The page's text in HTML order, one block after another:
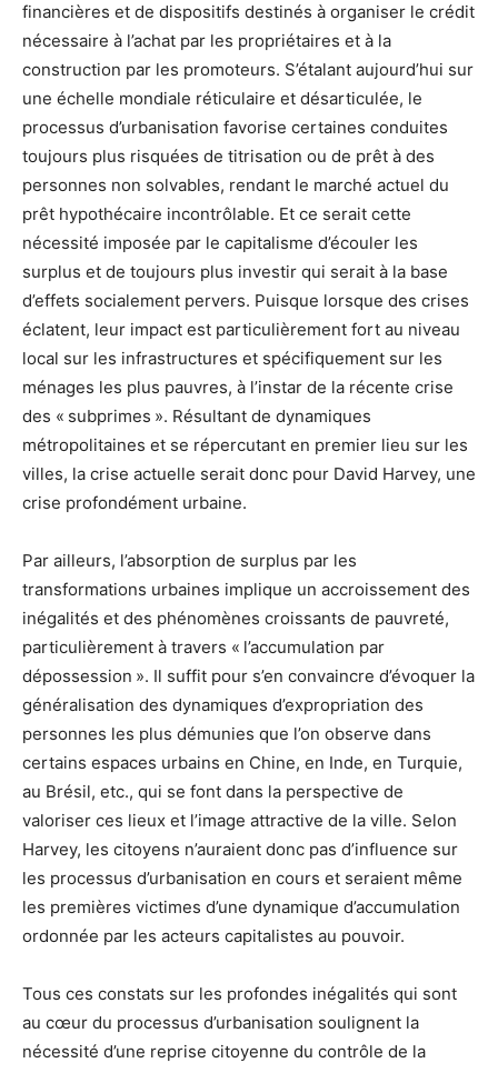
financières et de dispositifs destinés à organiser le crédit
nécessaire à l’achat par les propriétaires et à la
construction par les promoteurs. S’étalant aujourd’hui sur
une échelle mondiale réticulaire et désarticulée, le
processus d’urbanisation favorise certaines conduites
toujours plus risquées de titrisation ou de prêt à des
personnes non solvables, rendant le marché actuel du
prêt hypothécaire incontrôlable. Et ce serait cette
nécessité imposée par le capitalisme d’écouler les
surplus et de toujours plus investir qui serait à la base
d’effets socialement pervers. Puisque lorsque des crises
éclatent, leur impact est particulièrement fort au niveau
local sur les infrastructures et spécifiquement sur les
ménages les plus pauvres, à l’instar de la récente crise
des « subprimes ». Résultant de dynamiques
métropolitaines et se répercutant en premier lieu sur les
villes, la crise actuelle serait donc pour David Harvey, une
crise profondément urbaine.
Par ailleurs, l’absorption de surplus par les
transformations urbaines implique un accroissement des
inégalités et des phénomènes croissants de pauvreté,
particulièrement à travers « l’accumulation par
dépossession ». Il suffit pour s’en convaincre d’évoquer la
généralisation des dynamiques d’expropriation des
personnes les plus démunies que l’on observe dans
certains espaces urbains en Chine, en Inde, en Turquie,
au Brésil, etc., qui se font dans la perspective de
valoriser ces lieux et l’image attractive de la ville. Selon
Harvey, les citoyens n’auraient donc pas d’influence sur
les processus d’urbanisation en cours et seraient même
les premières victimes d’une dynamique d’accumulation
ordonnée par les acteurs capitalistes au pouvoir.
Tous ces constats sur les profondes inégalités qui sont
au cœur du processus d’urbanisation soulignent la
nécessité d’une reprise citoyenne du contrôle de la